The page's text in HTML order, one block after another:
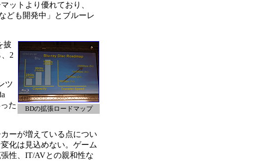
ットより優れており、
ども開発中」とブルーレ
BDの拡張ロードマップ
披
2
ツ
た
ーが増えている点につい
化は見込めない。ゲーム
性、IT/AVとの親和性な